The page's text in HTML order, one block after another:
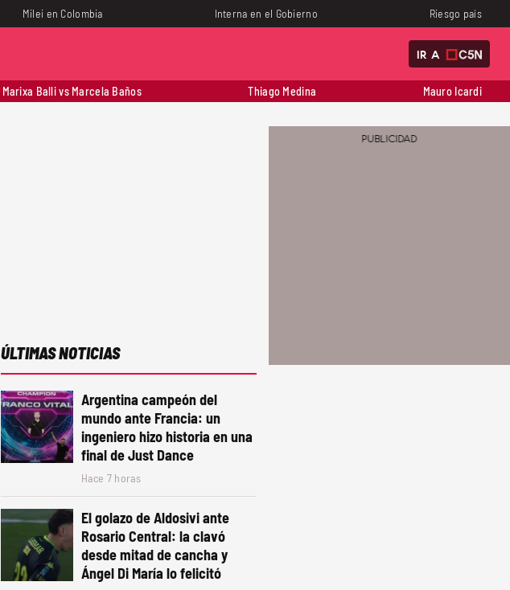
Milei en Colombia Interna en el Gobierno Riesgo país
IR A
Marixa Balli vs Marcela Baños Thiago Medina Mauro Icardi
ÚLTIMAS NOTICIAS
Argentina campeón del
mundo ante Francia: un
ingeniero hizo historia en una
final de Just Dance
Hace 7 horas
El golazo de Aldosivi ante
Rosario Central: la clavó
desde mitad de cancha y
Ángel Di María lo felicitó